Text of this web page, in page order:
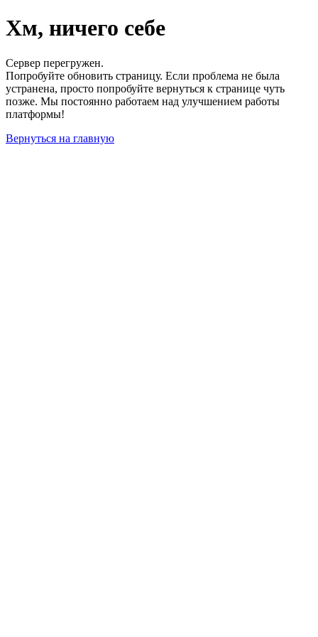
Хм, ничего себе
Сервер перегружен.
Попробуйте обновить страницу. Если проблема не была
устранена, просто попробуйте вернуться к странице чуть
позже. Мы постоянно работаем над улучшением работы
платформы!
Вернуться на главную